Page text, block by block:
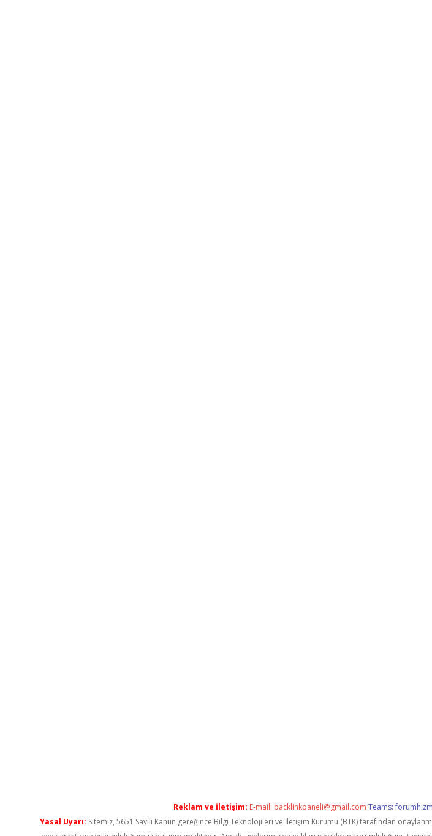
Reklam ve İletişim: E-mail: backlinkpaneli@gmail.com Teams:
Yasal Uyarı: Sitemiz, 5651 Sayılı Kanun gereğince Bilgi Teknolojileri ve İletişim Kurumu (BTK) tarafından